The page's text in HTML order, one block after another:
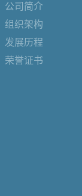
公司简介
组织架构
发展历程
荣誉证书